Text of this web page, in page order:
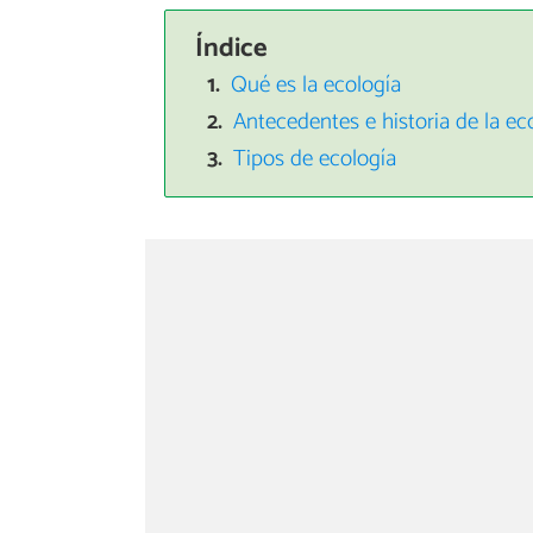
Índice
Qué es la ecología
Antecedentes e historia de la
Tipos de ecología